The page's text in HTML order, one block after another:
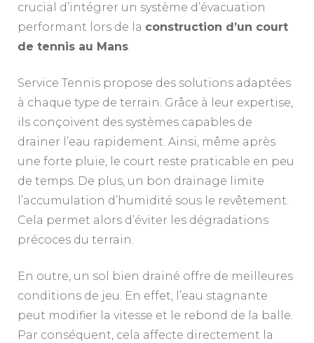
crucial d’intégrer un système d’évacuation
performant lors de la construction d’un court
de tennis au Mans.
Service Tennis propose des solutions adaptées
à chaque type de terrain. Grâce à leur expertise,
ils conçoivent des systèmes capables de
drainer l’eau rapidement. Ainsi, même après
une forte pluie, le court reste praticable en peu
de temps. De plus, un bon drainage limite
l’accumulation d’humidité sous le revêtement.
Cela permet alors d’éviter les dégradations
précoces du terrain.
En outre, un sol bien drainé offre de meilleures
conditions de jeu. En effet, l’eau stagnante
peut modifier la vitesse et le rebond de la balle.
Par conséquent, cela affecte directement la